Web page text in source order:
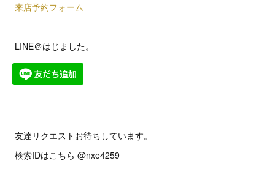
来店予約フォーム
LINE＠はじました。
友達リクエストお待ちしています。
検索IDはこちら @nxe4259